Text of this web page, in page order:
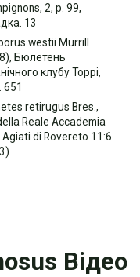
2, p. 99,
13
westii Murrill
Бюлетень
клубу Торрі,
651
retirugus Bres.,
Reale Accademia
di Rovereto 11:6
Відео